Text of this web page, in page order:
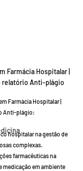
Farmácia Hospitalar |
relatório Anti-plágio
Farmácia Hospitalar |
Anti-plágio:
hospitalar na gestão de
complexas.
farmacêuticas na
medicação em ambiente